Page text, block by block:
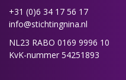
+31 (0)6 34 17 56 17
info@stichtingnina.nl
NL23 RABO 0169 9996 10
KvK-nummer 54251893